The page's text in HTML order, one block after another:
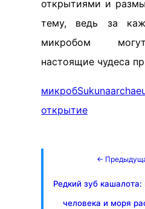
открытиями и
тему, ведь за
микробом
настоящие чудеса
микроб
открытие
←
Редкий зуб кашалота:
человека и моря